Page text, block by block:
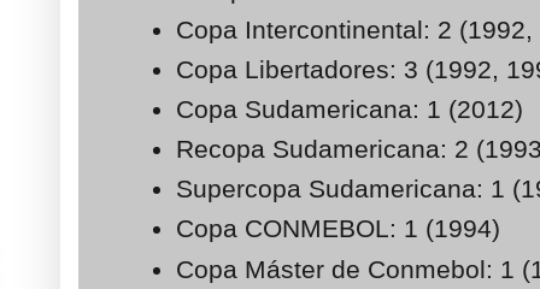
Copa Intercontinental: 2 (1992,
Copa Libertadores: 3 (1992,
Copa Sudamericana: 1 (2012)
Recopa Sudamericana: 2
Supercopa Sudamericana: 1
Copa CONMEBOL: 1 (1994)
Copa Máster de Conmebol: 1